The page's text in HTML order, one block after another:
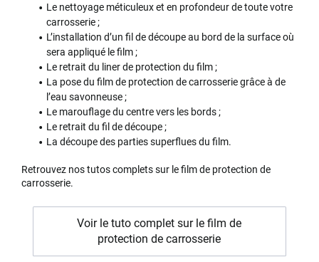
Le nettoyage méticuleux et en profondeur de toute votre
carrosserie ;
L’installation d’un fil de découpe au bord de la surface où
sera appliqué le film ;
Le retrait du liner de protection du film ;
La pose du film de protection de carrosserie grâce à de
l’eau savonneuse ;
Le marouflage du centre vers les bords ;
Le retrait du fil de découpe ;
La découpe des parties superflues du film.
Retrouvez nos tutos complets sur le film de protection de
carrosserie.
Voir le tuto complet sur le film de
protection de carrosserie